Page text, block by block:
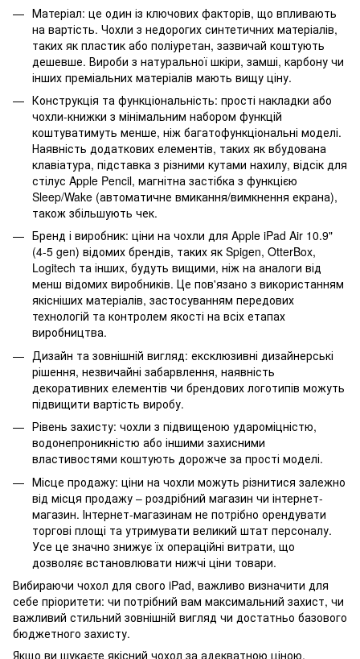
Матеріал: це один із ключових факторів, що впливають
на вартість. Чохли з недорогих синтетичних матеріалів,
таких як пластик або поліуретан, зазвичай коштують
дешевше. Вироби з натуральної шкіри, замші, карбону чи
інших преміальних матеріалів мають вищу ціну.
Конструкція та функціональність: прості накладки або
чохли-книжки з мінімальним набором функцій
коштуватимуть менше, ніж багатофункціональні моделі.
Наявність додаткових елементів, таких як вбудована
клавіатура, підставка з різними кутами нахилу, відсік для
стілус Apple Pencil, магнітна застібка з функцією
Sleep/Wake (автоматичне вмикання/вимкнення екрана),
також збільшують чек.
Бренд і виробник: ціни на чохли для Apple iPad Air 10.9"
(4-5 gen) відомих брендів, таких як Spigen, OtterBox,
Logitech та інших, будуть вищими, ніж на аналоги від
менш відомих виробників. Це пов'язано з використанням
якісніших матеріалів, застосуванням передових
технологій та контролем якості на всіх етапах
виробництва.
Дизайн та зовнішній вигляд: ексклюзивні дизайнерські
рішення, незвичайні забарвлення, наявність
декоративних елементів чи брендових логотипів можуть
підвищити вартість виробу.
Рівень захисту: чохли з підвищеною удароміцністю,
водонепроникністю або іншими захисними
властивостями коштують дорожче за прості моделі.
Місце продажу: ціни на чохли можуть різнитися залежно
від місця продажу – роздрібний магазин чи інтернет-
магазин. Інтернет-магазинам не потрібно орендувати
торгові площі та утримувати великий штат персоналу.
Усе це значно знижує їх операційні витрати, що
дозволяє встановлювати нижчі ціни товари.
Вибираючи чохол для свого iPad, важливо визначити для
себе пріоритети: чи потрібний вам максимальний захист, чи
важливий стильний зовнішній вигляд чи достатньо базового
бюджетного захисту.
Якщо ви шукаєте якісний чохол за адекватною ціною,